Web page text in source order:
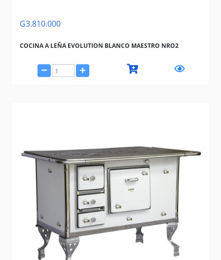
G3.810.000
COCINA A LEÑA EVOLUTION BLANCO MAESTRO NRO2